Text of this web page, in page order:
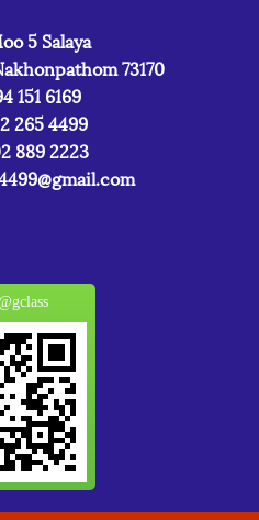
5 Salaya
73170
151 6169
4499
2223